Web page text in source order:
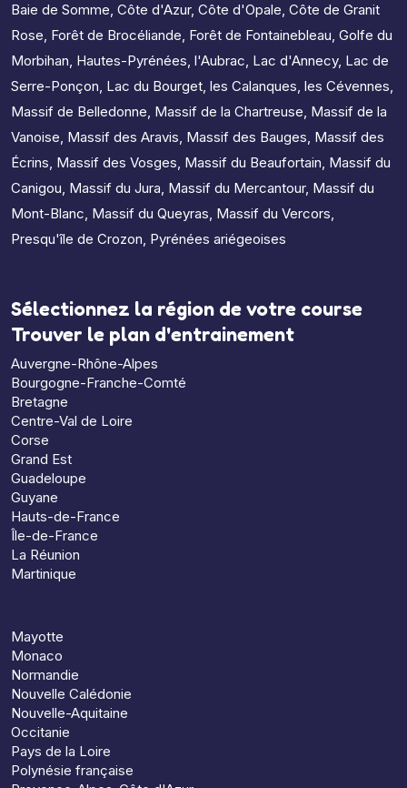
Baie de Somme, Côte d'Azur, Côte d'Opale, Côte de Granit
Rose, Forêt de Brocéliande, Forêt de Fontainebleau, Golfe du
Morbihan, Hautes-Pyrénées, l'Aubrac, Lac d'Annecy, Lac de
Serre-Ponçon, Lac du Bourget, les Calanques, les Cévennes,
Massif de Belledonne, Massif de la Chartreuse, Massif de la
Vanoise, Massif des Aravis, Massif des Bauges, Massif des
Écrins, Massif des Vosges, Massif du Beaufortain, Massif du
Canigou, Massif du Jura, Massif du Mercantour, Massif du
Mont-Blanc, Massif du Queyras, Massif du Vercors,
Presqu'île de Crozon, Pyrénées ariégeoises
Sélectionnez la région de votre course
Trouver le plan d'entrainement
Auvergne-Rhône-Alpes
Bourgogne-Franche-Comté
Bretagne
Centre-Val de Loire
Corse
Grand Est
Guadeloupe
Guyane
Hauts-de-France
Île-de-France
La Réunion
Martinique
Mayotte
Monaco
Normandie
Nouvelle Calédonie
Nouvelle-Aquitaine
Occitanie
Pays de la Loire
Polynésie française